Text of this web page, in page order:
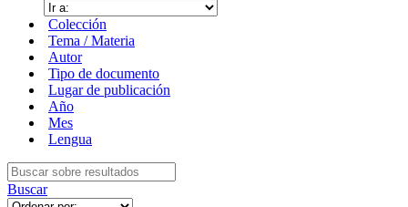
Colección
Tema / Materia
Autor
Tipo de documento
Lugar de publicación
Año
Mes
Lengua
Buscar